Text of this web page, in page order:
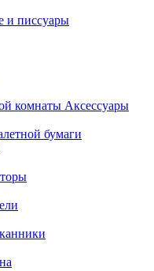
и писсуары
Аксессуары
бумаги